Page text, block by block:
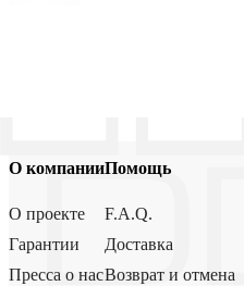
О компании
О проекте
Гарантии
Пресса о нас
Помощь
F.A.Q.
Доставка
Возврат и отмена